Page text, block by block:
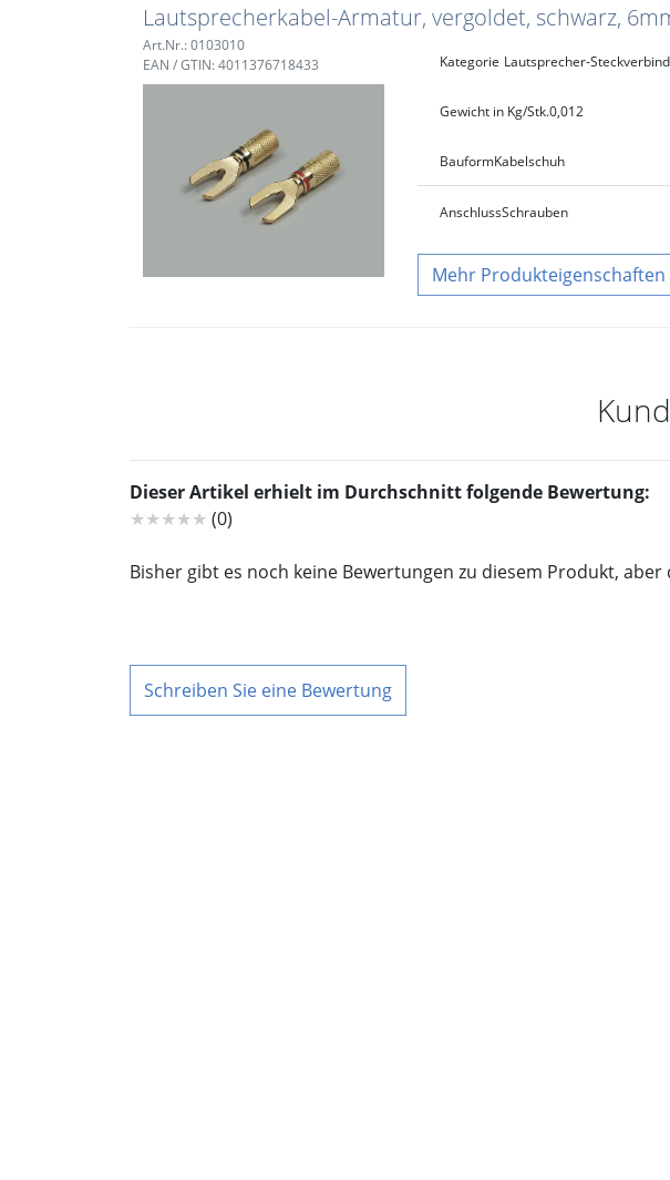
Lautsprecherkabel-Armatur, vergoldet, schwarz,
Art.Nr.: 0103010
EAN / GTIN: 4011376718433
Kategorie Lautsprecher-
Gewicht in Kg/Stk.0,012
BauformKabelschuh
AnschlussSchrauben
Produkteigenschaften
Dieser Artikel erhielt im Durchschnitt folgende Bewertung:
★★★★★ (0)
Bisher gibt es noch keine Bewertungen zu diesem Produkt, aber
Schreiben Sie eine Bewertung